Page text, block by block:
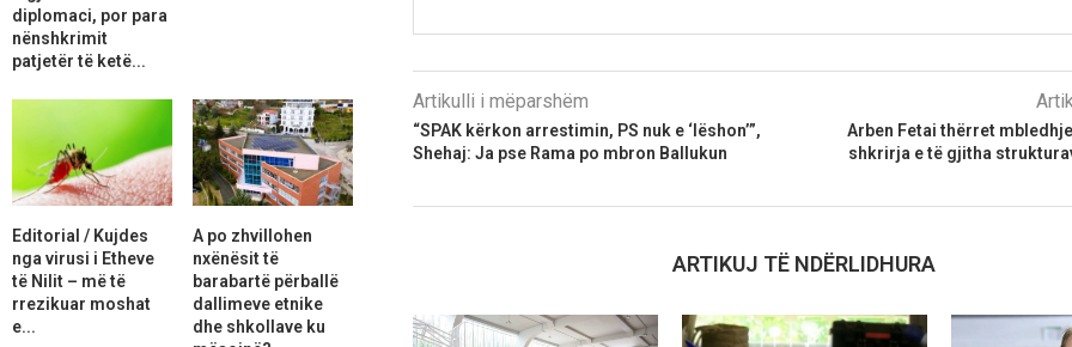
Artikulli i mëparshëm
“SPAK kërkon arrestimin, PS nuk e ‘lëshon’”,
Shehaj: Ja pse Rama po mbron Ballukun
Arben Fetai thërret
shkrirja e të gjitha
ARTIKUJ TË NDËRLIDHURA
diplomaci, por para
nënshkrimit
patjetër të ketë...
Editorial / Kujdes
nga virusi i Etheve
të Nilit – më të
rrezikuar moshat
e...
A po zhvillohen
nxënësit të
barabartë përballë
dallimeve etnike
dhe shkollave ku